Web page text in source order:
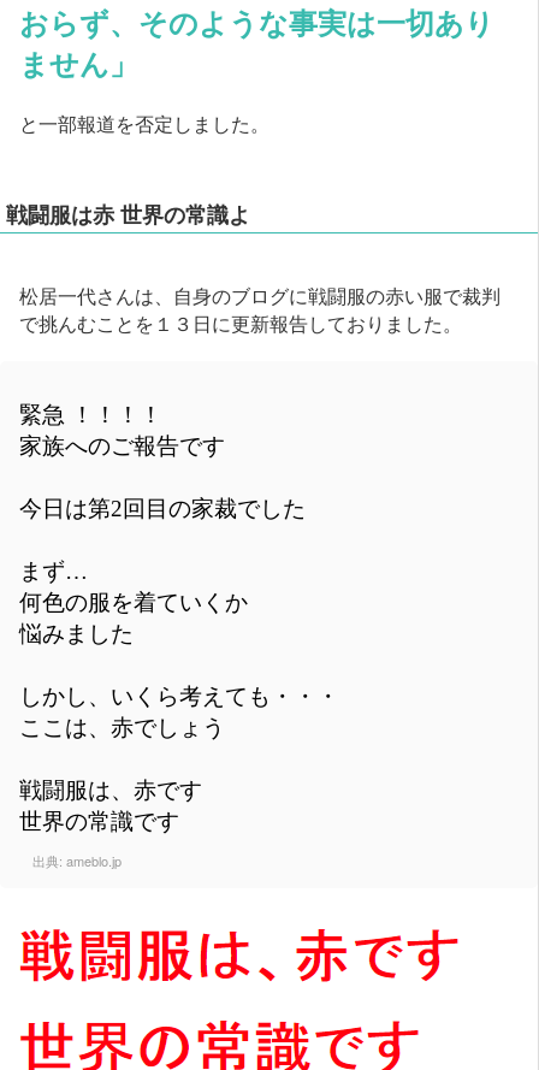
おらず、そのような事実は一切あり
ません」
と一部報道を否定しました。
戦闘服は赤 世界の常識よ
松居一代さんは、自身のブログに戦闘服の赤い服で裁判
で挑んむことを１３日に更新報告しておりました。
緊急 ！！！！
家族へのご報告です
今日は第2回目の家裁でした
まず…
何色の服を着ていくか
悩みました
しかし、いくら考えても・・・
ここは、赤でしょう
戦闘服は、赤です
世界の常識です
出典: ameblo.jp